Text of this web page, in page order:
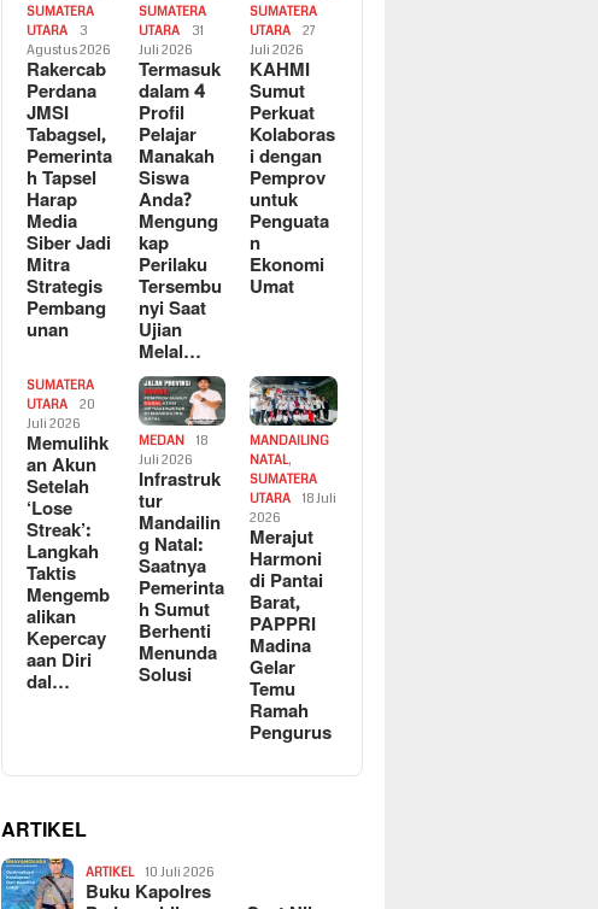
SUMATERA
UTARA
3
Agustus 2026
Rakercab
Perdana
JMSI
Tabagsel,
Pemerinta
h Tapsel
Harap
Media
Siber Jadi
Mitra
Strategis
Pembang
unan
SUMATERA
UTARA
31
Juli 2026
Termasuk
dalam 4
Profil
Pelajar
Manakah
Siswa
Anda?
Mengung
kap
Perilaku
Tersembu
nyi Saat
Ujian
Melal…
SUMATERA
UTARA
27
Juli 2026
KAHMI
Sumut
Perkuat
Kolaboras
i dengan
Pemprov
untuk
Penguata
n
Ekonomi
Umat
SUMATERA
UTARA
20
Juli 2026
Memulihk
an Akun
Setelah
‘Lose
Streak’:
Langkah
Taktis
Mengemb
alikan
Kepercay
aan Diri
dal…
MEDAN
18
Juli 2026
Infrastruk
tur
Mandailin
g Natal:
Saatnya
Pemerinta
h Sumut
Berhenti
Menunda
Solusi
MANDAILING
NATAL,
SUMATERA
UTARA
18 Juli
2026
Merajut
Harmoni
di Pantai
Barat,
PAPPRI
Madina
Gelar
Temu
Ramah
Pengurus
ARTIKEL
ARTIKEL 10 Juli 2026
Buku Kapolres